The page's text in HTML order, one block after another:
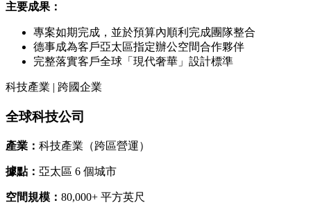
主要成果：
專案如期完成，並於預算內順利完成團隊整合
德事成為客戶亞太區指定辦公空間合作夥伴
完整落實客戶全球「現代奢華」設計標準
科技產業 | 跨國企業
全球科技公司
產業： 科技產業（跨區營運）
據點： 亞太區 6 個城市
空間規模： 80,000+ 平方英尺